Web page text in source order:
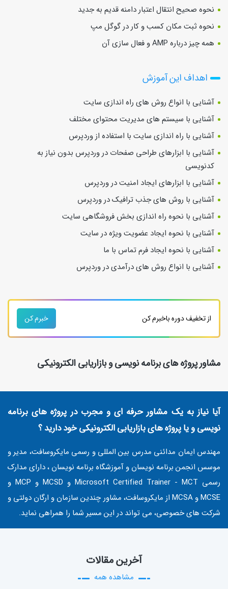
نحوه صحیح انتقال اعتبار دامنه قدیم به جدید
نحوه ثبت مکان کسب و کار در گوگل مپ
همه چیز درباره AMP و فعال سازی آن
اهداف این آموزش
آشنایی با انواع روش های راه اندازی سایت
آشنایی با سیستم های مدیریت محتوای مختلف
آشنایی با راه اندازی سایت با استفاده از وردپرس
آشنایی با ابزارهای طراحی صفحات در وردپرس بدون نیاز به
کدنویسی
آشنایی با ابزارهای ایجاد امنیت در وردپرس
آشنایی با روش های جذب ترافیک در وردپرس
آشنایی با نحوه راه اندازی بخش فروشگاهی سایت
آشنایی با نحوه ایجاد عضویت ویژه در سایت
آشنایی با نحوه ایجاد فرم تماس با ما
آشنایی با انواع روش های درآمدی در وردپرس
از تخفیف دوره باخبرم کن خبرم کن
مشاور پروژه های برنامه نویسی و بازاریابی الکترونیکی
آیا نیاز به یک مشاور حرفه ای و مجرب در پروژه های برنامه
نویسی و یا پروژه های بازاریابی الکترونیکی خود دارید ؟
مهندس ایمان مدائنی مدرس بین المللی و رسمی مایکروسافت، مدیر و
موسس انجمن برنامه نویسان و آموزشگاه برنامه نویسان ، دارای مدارک
رسمی Microsoft Certified Trainer - MCT و MCSD و MCP و
MCSE و MCSA از مایکروسافت، مشاور چندین سازمان و ارگان دولتی و
شرکت های خصوصی، می تواند در این مسیر شما را همراهی نماید.
آخرین مقالات
مشاهده همه